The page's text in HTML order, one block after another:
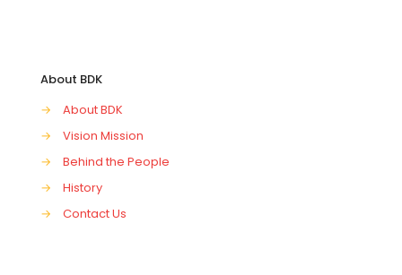
About BDK
→
About BDK
→
Vision Mission
→
Behind the People
→
History
→
Contact Us